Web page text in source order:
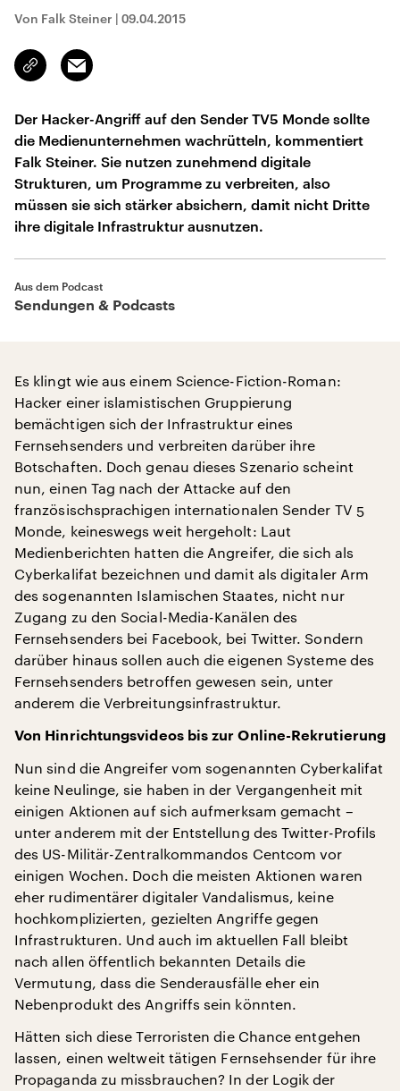
Von Falk Steiner | 09.04.2015
Link
kopieren/teilen
Email
Der Hacker-Angriff auf den Sender TV5 Monde sollte
die Medienunternehmen wachrütteln, kommentiert
Falk Steiner. Sie nutzen zunehmend digitale
Strukturen, um Programme zu verbreiten, also
müssen sie sich stärker absichern, damit nicht Dritte
ihre digitale Infrastruktur ausnutzen.
Aus dem Podcast
Sendungen & Podcasts
Es klingt wie aus einem Science-Fiction-Roman:
Hacker einer islamistischen Gruppierung
bemächtigen sich der Infrastruktur eines
Fernsehsenders und verbreiten darüber ihre
Botschaften. Doch genau dieses Szenario scheint
nun, einen Tag nach der Attacke auf den
französischsprachigen internationalen Sender TV 5
Monde, keineswegs weit hergeholt: Laut
Medienberichten hatten die Angreifer, die sich als
Cyberkalifat bezeichnen und damit als digitaler Arm
des sogenannten Islamischen Staates, nicht nur
Zugang zu den Social-Media-Kanälen des
Fernsehsenders bei Facebook, bei Twitter. Sondern
darüber hinaus sollen auch die eigenen Systeme des
Fernsehsenders betroffen gewesen sein, unter
anderem die Verbreitungsinfrastruktur.
Von Hinrichtungsvideos bis zur Online-Rekrutierung
Nun sind die Angreifer vom sogenannten Cyberkalifat
keine Neulinge, sie haben in der Vergangenheit mit
einigen Aktionen auf sich aufmerksam gemacht –
unter anderem mit der Entstellung des Twitter-Profils
des US-Militär-Zentralkommandos Centcom vor
einigen Wochen. Doch die meisten Aktionen waren
eher rudimentärer digitaler Vandalismus, keine
hochkomplizierten, gezielten Angriffe gegen
Infrastrukturen. Und auch im aktuellen Fall bleibt
nach allen öffentlich bekannten Details die
Vermutung, dass die Senderausfälle eher ein
Nebenprodukt des Angriffs sein könnten.
Hätten sich diese Terroristen die Chance entgehen
lassen, einen weltweit tätigen Fernsehsender für ihre
Propaganda zu missbrauchen? In der Logik der